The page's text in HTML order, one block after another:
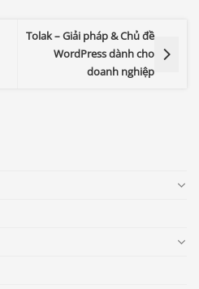
Tolak – Giải pháp & Chủ đề
WordPress dành cho
doanh nghiệp